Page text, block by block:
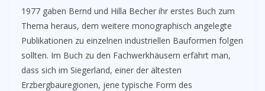
1977 gaben Bernd und Hilla Becher ihr erstes Buch zum
Thema heraus, dem weitere monographisch angelegte
Publikationen zu einzelnen industriellen Bauformen folgen
sollten. Im Buch zu den Fachwerkhäusern erfährt man,
dass sich im Siegerland, einer der ältesten
Erzbergbauregionen, jene typische Form des